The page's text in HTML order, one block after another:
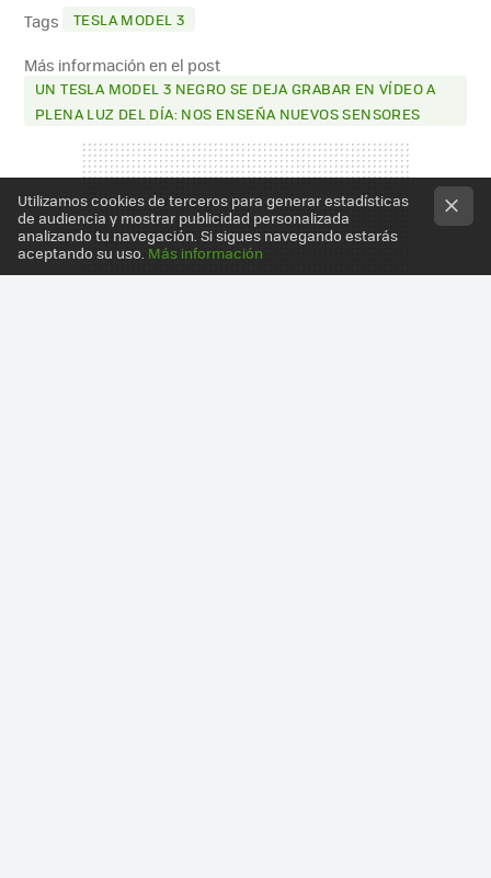
Tags TESLA MODEL 3
Más información en el post
UN TESLA MODEL 3 NEGRO SE DEJA GRABAR EN VÍDEO A
PLENA LUZ DEL DÍA: NOS ENSEÑA NUEVOS SENSORES
Utilizamos cookies de terceros para generar estadísticas
de audiencia y mostrar publicidad personalizada
analizando tu navegación. Si sigues navegando estarás
aceptando su uso. Más información